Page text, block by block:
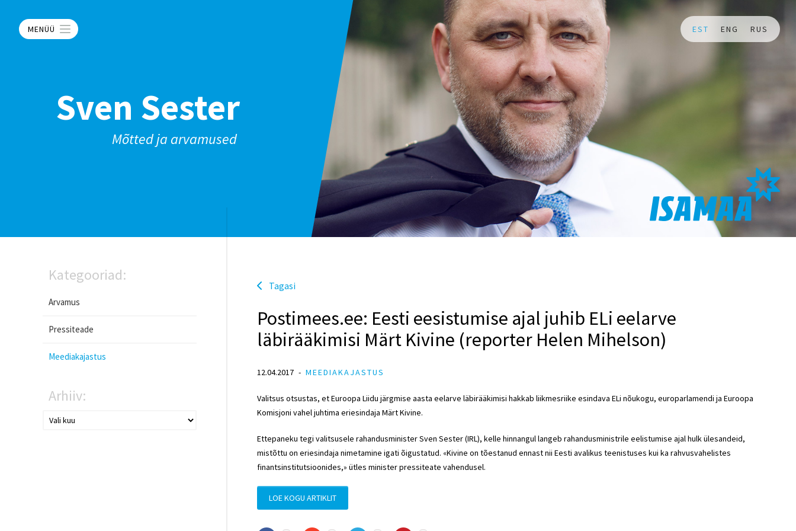
MENÜÜ EST ENG RUS
Sven Sester
Mõtted ja arvamused
Kategooriad:
Arvamus
Pressiteade
Meediakajastus
Arhiiv:
Tagasi
Postimees.ee: Eesti eesistumise ajal juhib ELi eelarve
läbirääkimisi Märt Kivine (reporter Helen Mihelson)
12.04.2017 MEEDIAKAJASTUS
Valitsus otsustas, et Euroopa Liidu järgmise aasta eelarve läbirääkimisi hakkab liikmesriike esindava ELi nõukogu, europarlamendi ja Euroopa
Komisjoni vahel juhtima eriesindaja Märt Kivine.
Ettepaneku tegi valitsusele rahandusminister Sven Sester (IRL), kelle hinnangul langeb rahandusministrile eelistumise ajal hulk ülesandeid,
mistõttu on eriesindaja nimetamine igati õigustatud. «Kivine on tõestanud ennast nii Eesti avalikus teenistuses kui ka rahvusvahelistes
finantsinstitutsioonides,» ütles minister pressiteate vahendusel.
LOE KOGU ARTIKLIT